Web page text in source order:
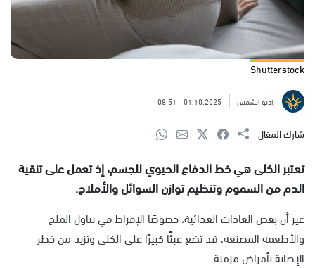
Shutterstock
راديو الشمس 01.10.2025
08:51
شارك المقال
تعتبر الكلى هي خط الدفاع الحيوي للجسم، إذ تعمل على تنقية
الدم من السموم وتنظيم توازن السوائل والأملاح.
غير أن بعض العادات الغذائية، خصوصًا الإفراط في تناول الملح
والأطعمة المصنعة، قد تضع عبئًا كبيرًا على الكلى وتزيد من خطر
الإصابة بأمراض مزمنة.